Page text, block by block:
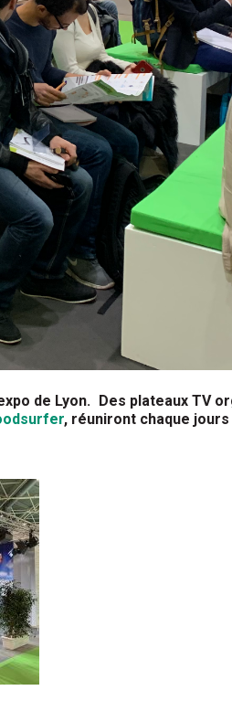
de Lyon. Des plateaux TV
, réuniront chaque